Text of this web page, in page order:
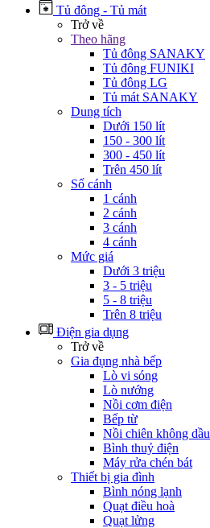
Tủ đông - Tủ mát
Trở về
Theo hãng
Tủ đông SANAKY
Tủ đông FUNIKI
Tủ đông LG
Tủ mát SANAKY
Dung tích
Dưới 150 lít
150 - 300 lít
300 - 450 lít
Trên 450 lít
Số cánh
1 cánh
2 cánh
3 cánh
4 cánh
Mức giá
Dưới 3 triệu
3 - 5 triệu
5 - 8 triệu
Trên 8 triệu
Điện gia dụng
Trở về
Gia đụng nhà bếp
Lò vi sóng
Lò nướng
Nồi cơm điện
Bếp từ
Nồi chiên không dầu
Bình thuỷ điện
Máy rửa chén bát
Thiết bị gia đình
Bình nóng lạnh
Quạt điều hoà
Quạt lửng